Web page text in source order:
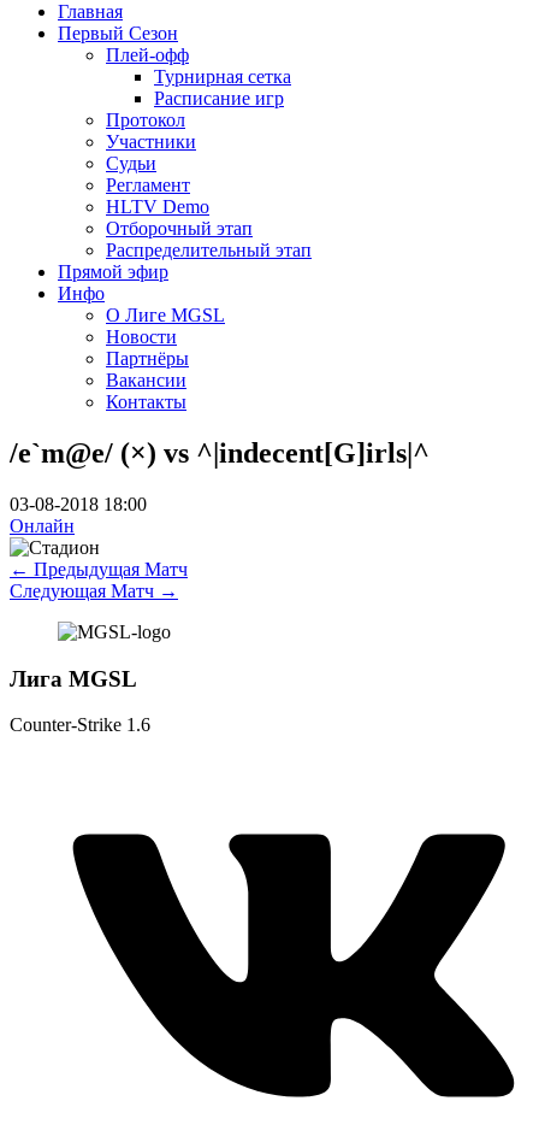
Главная
Первый Сезон
Плей-офф
Турнирная сетка
Расписание игр
Протокол
Участники
Судьи
Регламент
HLTV Demo
Отборочный этап
Распределительный этап
Прямой эфир
Инфо
О Лиге MGSL
Новости
Партнёры
Вакансии
Контакты
/e`m@e/ (×) vs ^|indecent[G]irls|^
03-08-2018 18:00
Онлайн
← Предыдущая Матч
Следующая Матч →
Лига MGSL
Counter-Strike 1.6